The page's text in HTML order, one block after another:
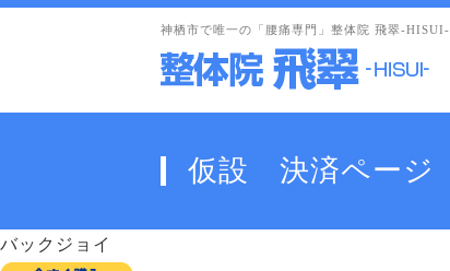
神栖市で唯一の「腰痛専門」整体院 飛翠-HISUI-
仮設 決済ページ
バックジョイ